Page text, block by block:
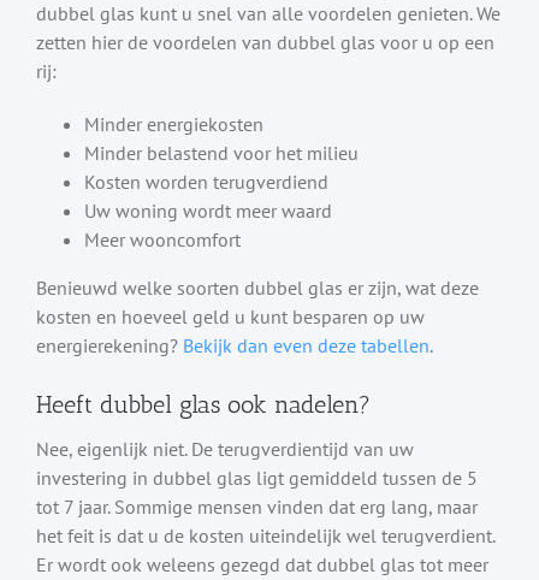
dubbel glas kunt u snel van alle voordelen genieten. We
zetten hier de voordelen van dubbel glas voor u op een
rij:
Minder energiekosten
Minder belastend voor het milieu
Kosten worden terugverdiend
Uw woning wordt meer waard
Meer wooncomfort
Benieuwd welke soorten dubbel glas er zijn, wat deze
kosten en hoeveel geld u kunt besparen op uw
energierekening? Bekijk dan even deze tabellen.
Heeft dubbel glas ook nadelen?
Nee, eigenlijk niet. De terugverdientijd van uw
investering in dubbel glas ligt gemiddeld tussen de 5
tot 7 jaar. Sommige mensen vinden dat erg lang, maar
het feit is dat u de kosten uiteindelijk wel terugverdient.
Er wordt ook weleens gezegd dat dubbel glas tot meer